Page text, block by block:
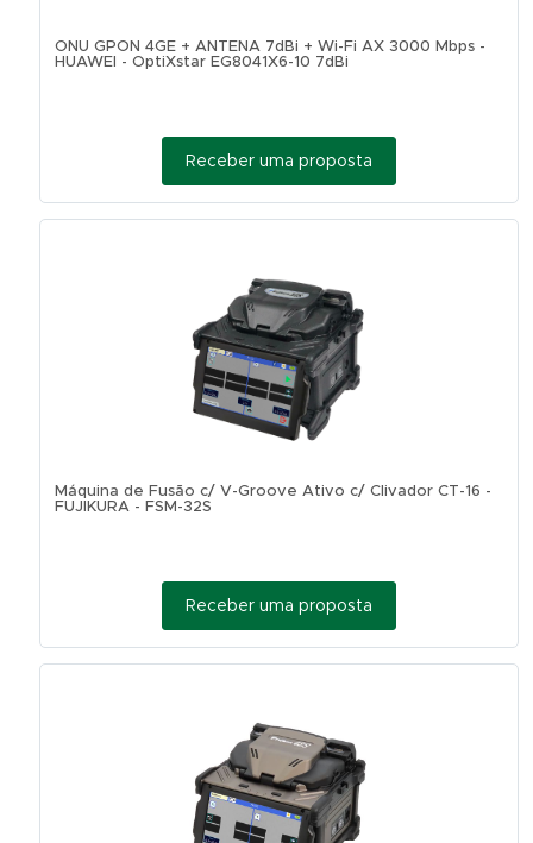
ONU GPON 4GE + ANTENA 7dBi + Wi-Fi AX 3000 Mbps -
HUAWEI - OptiXstar EG8041X6-10 7dBi
Receber uma proposta
Máquina de Fusão c/ V-Groove Ativo c/ Clivador CT-16 -
FUJIKURA - FSM-32S
Receber uma proposta